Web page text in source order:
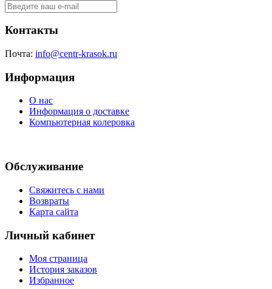
Контакты
Почта: info@centr-krasok.ru
Информация
О нас
Информация о доставке
Компьютерная колеровка
Обслуживание
Свяжитесь с нами
Возвраты
Карта сайта
Личный кабинет
Моя страница
История заказов
Избранное